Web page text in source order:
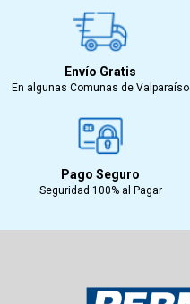
Envío Gratis
En algunas Comunas de Valparaíso
Pago Seguro
Seguridad 100% al Pagar